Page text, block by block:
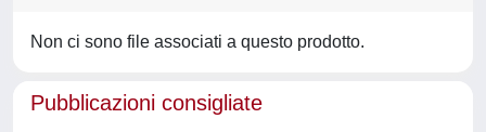
Non ci sono file associati a questo prodotto.
Pubblicazioni consigliate